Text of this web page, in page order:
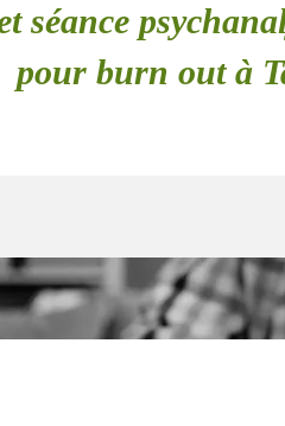
séance
pour burn out à